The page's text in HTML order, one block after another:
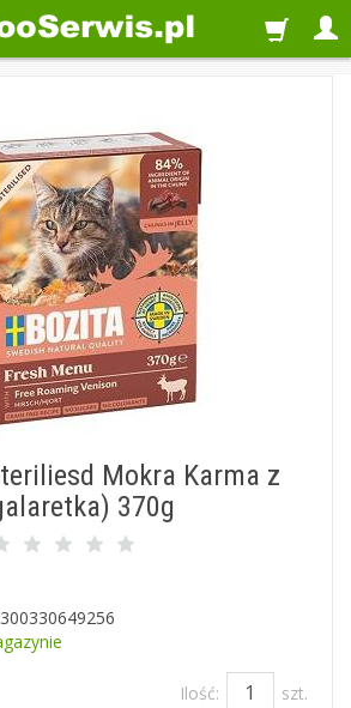
Mokra Karma z
370g
Ilość: szt.